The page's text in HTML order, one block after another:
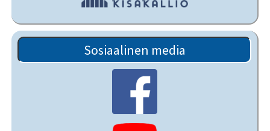
Sosiaalinen media